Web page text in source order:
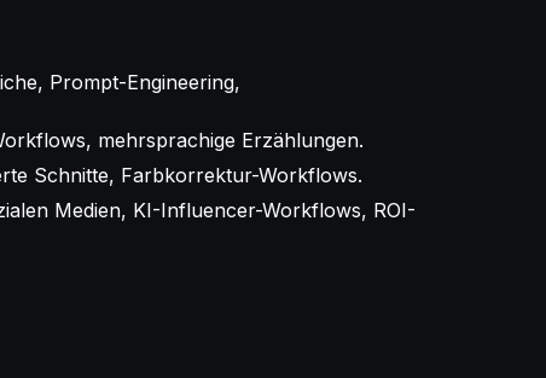
Prompt-Engineering,
mehrsprachige Erzählungen.
Schnitte, Farbkorrektur-Workflows.
Medien, KI-Influencer-Workflows, ROI-